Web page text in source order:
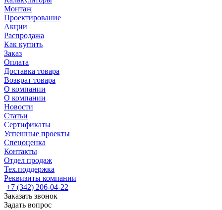
Монтаж
Проектирование
Акции
Распродажа
Как купить
Заказ
Оплата
Доставка товара
Возврат товара
О компании
О компании
Новости
Статьи
Сертификаты
Успешные проекты
Спецоценка
Контакты
Отдел продаж
Тех.поддержка
Реквизиты компании
+7 (342) 206-04-22
Заказать звонок
Задать вопрос